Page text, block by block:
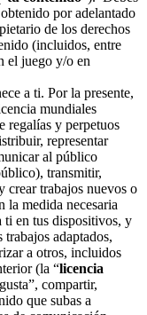
por adelantado
de los derechos
(incluidos, entre
el juego y/o en
a ti. Por la presente,
mundiales
regalías y perpetuos
representar
al público
transmitir,
crear trabajos nuevos o
la medida necesaria
ti en tus dispositivos, y
adaptados,
a otros, incluidos
(la “licencia
compartir,
que subas a